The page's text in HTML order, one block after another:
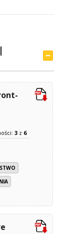
3 z 6